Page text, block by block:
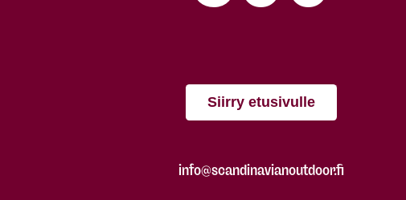
Siirry etusivulle
info@scandinavianoutdoor.fi